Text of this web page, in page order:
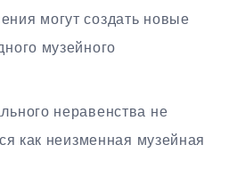
могут создать новые
музейного
неравенства не
как неизменная музейная